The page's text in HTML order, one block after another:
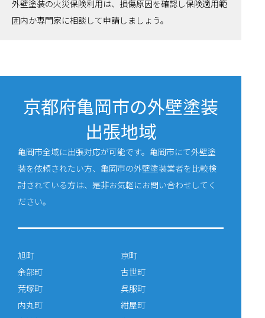
外壁塗装の火災保険利用は、損傷原因を確認し保険適用範
囲内か専門家に相談して申請しましょう。
京都府亀岡市の外壁塗装
出張地域
亀岡市全域に出張対応が可能です。亀岡市にて外壁塗
装を依頼されたい方、亀岡市の外壁塗装業者を比較検
討されている方は、是非お気軽にお問い合わせしてく
ださい。
旭町
余部町
荒塚町
内丸町
京町
古世町
呉服町
紺屋町